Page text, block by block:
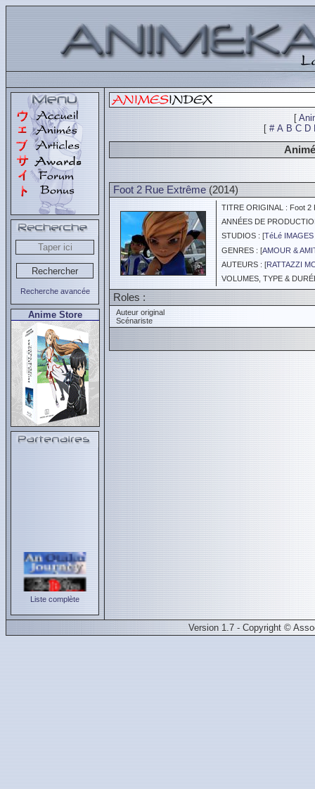
Recherche avancée
Anime Store
Liste complète
[
[ # A B C D
Foot 2 Rue Extrême (2014)
TITRE ORIGINAL : Foot 2
ANNÉES DE
STUDIOS : [TéLé
GENRES : [AMOUR &
AUTEURS : [RATTAZZI
VOLUMES, TYPE &
Roles :
Auteur original
Scénariste
Version 1.7 - Copyright ©